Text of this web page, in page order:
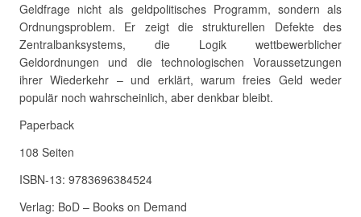
Geldfrage nicht als geldpolitisches Programm, sondern als
Ordnungsproblem. Er zeigt die strukturellen Defekte des
Zentralbanksystems, die Logik wettbewerblicher
Geldordnungen und die technologischen Voraussetzungen
ihrer Wiederkehr – und erklärt, warum freies Geld weder
populär noch wahrscheinlich, aber denkbar bleibt.
Paperback
108 Seiten
ISBN-13: 9783696384524
Verlag: BoD – Books on Demand